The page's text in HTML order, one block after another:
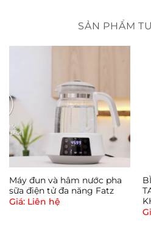
SẢN PHẨM
Máy đun và hâm nước pha
sữa điện tử đa năng Fatz
Giá: Liên hệ